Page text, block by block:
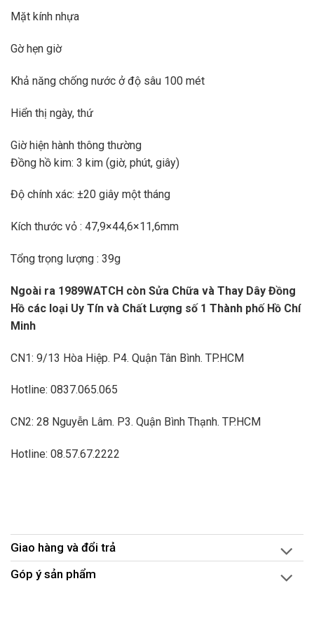
Mặt kính nhựa
Gờ hẹn giờ
Khả năng chống nước ở độ sâu 100 mét
Hiển thị ngày, thứ
Giờ hiện hành thông thường
Đồng hồ kim: 3 kim (giờ, phút, giây)
Độ chính xác: ±20 giây một tháng
Kích thước vỏ : 47,9×44,6×11,6mm
Tổng trọng lượng : 39g
Ngoài ra 1989WATCH còn Sửa Chữa và Thay Dây Đồng
Hồ các loại Uy Tín và Chất Lượng số 1 Thành phố Hồ Chí
Minh
CN1: 9/13 Hòa Hiệp. P4. Quận Tân Bình. TP.HCM
Hotline: 0837.065.065
CN2: 28 Nguyễn Lâm. P3. Quận Bình Thạnh. TP.HCM
Hotline: 08.57.67.2222
Giao hàng và đổi trả
Góp ý sản phẩm